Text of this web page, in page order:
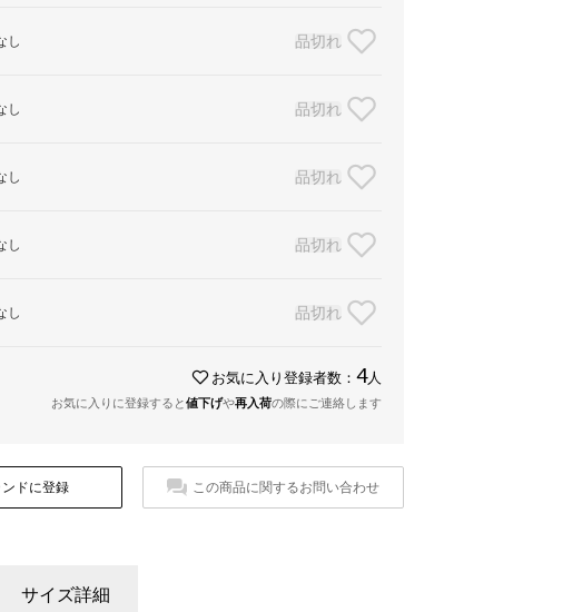
し 品切れ
し 品切れ
し 品切れ
し 品切れ
し 品切れ
お気に入り登録者数： 4人
お気に入りに登録すると値下げや再入荷の際にご連絡します
ドに登録 この商品に関するお問い合わせ
サイズ詳細